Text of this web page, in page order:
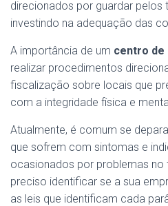
direcionados por guardar pelos
investindo na adequação das
A importância de um centro de
realizar procedimentos
fiscalização sobre locais que
com a integridade física e
Atualmente, é comum se
que sofrem com sintomas e
ocasionados por problemas no
preciso identificar se a sua
as leis que identificam cada